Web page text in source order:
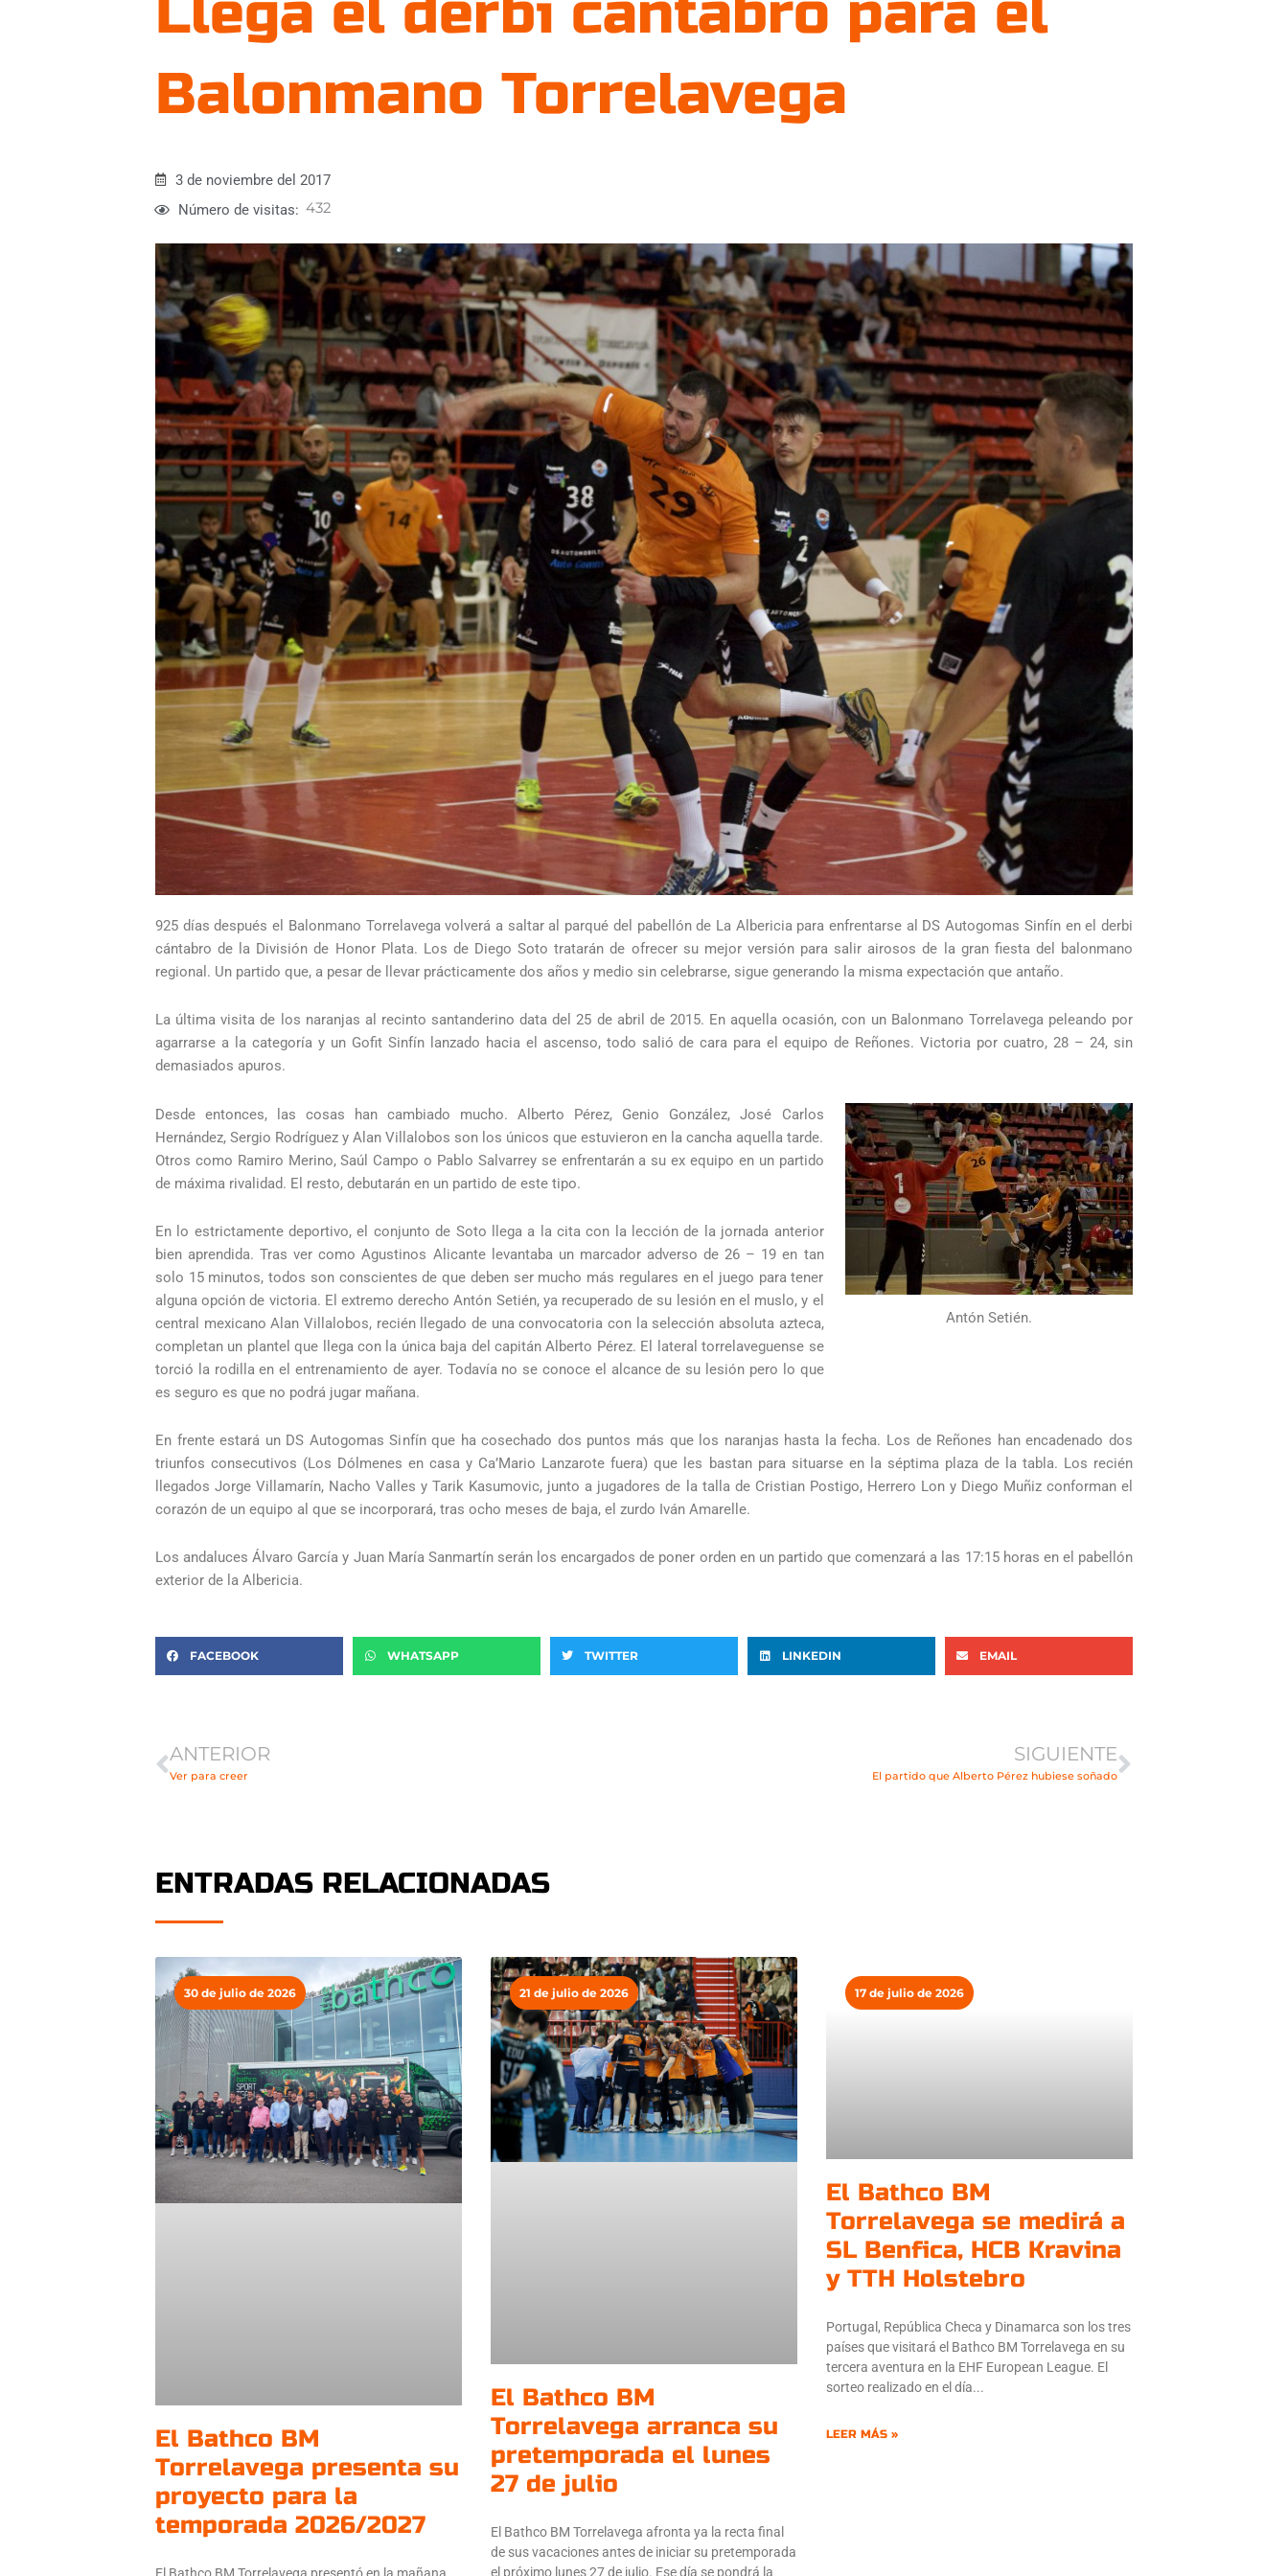
Balonmano Torrelavega
3 de noviembre del 2017
Número de visitas: 432
925 días después el Balonmano Torrelavega volverá a saltar al parqué del pabellón de La Albericia para enfrentarse al DS Autogomas Sinfín en el derbi
cántabro de la División de Honor Plata. Los de Diego Soto tratarán de ofrecer su mejor versión para salir airosos de la gran fiesta del balonmano
regional. Un partido que, a pesar de llevar prácticamente dos años y medio sin celebrarse, sigue generando la misma expectación que antaño.
La última visita de los naranjas al recinto santanderino data del 25 de abril de 2015. En aquella ocasión, con un Balonmano Torrelavega peleando por
agarrarse a la categoría y un Gofit Sinfín lanzado hacia el ascenso, todo salió de cara para el equipo de Reñones. Victoria por cuatro, 28 – 24, sin
demasiados apuros.
Antón Setién.
Desde entonces, las cosas han cambiado mucho. Alberto Pérez, Genio González, José Carlos
Hernández, Sergio Rodríguez y Alan Villalobos son los únicos que estuvieron en la cancha aquella tarde.
Otros como Ramiro Merino, Saúl Campo o Pablo Salvarrey se enfrentarán a su ex equipo en un partido
de máxima rivalidad. El resto, debutarán en un partido de este tipo.
En lo estrictamente deportivo, el conjunto de Soto llega a la cita con la lección de la jornada anterior
bien aprendida. Tras ver como Agustinos Alicante levantaba un marcador adverso de 26 – 19 en tan
solo 15 minutos, todos son conscientes de que deben ser mucho más regulares en el juego para tener
alguna opción de victoria. El extremo derecho Antón Setién, ya recuperado de su lesión en el muslo, y el
central mexicano Alan Villalobos, recién llegado de una convocatoria con la selección absoluta azteca,
completan un plantel que llega con la única baja del capitán Alberto Pérez. El lateral torrelaveguense se
torció la rodilla en el entrenamiento de ayer. Todavía no se conoce el alcance de su lesión pero lo que
es seguro es que no podrá jugar mañana.
En frente estará un DS Autogomas Sinfín que ha cosechado dos puntos más que los naranjas hasta la fecha. Los de Reñones han encadenado dos
triunfos consecutivos (Los Dólmenes en casa y Ca’Mario Lanzarote fuera) que les bastan para situarse en la séptima plaza de la tabla. Los recién
llegados Jorge Villamarín, Nacho Valles y Tarik Kasumovic, junto a jugadores de la talla de Cristian Postigo, Herrero Lon y Diego Muñiz conforman el
corazón de un equipo al que se incorporará, tras ocho meses de baja, el zurdo Iván Amarelle.
Los andaluces Álvaro García y Juan María Sanmartín serán los encargados de poner orden en un partido que comenzará a las 17:15 horas en el pabellón
exterior de la Albericia.
FACEBOOK WHATSAPP TWITTER LINKEDIN EMAIL
ANTERIOR
Ver para creer
SIGUIENTE
El partido que Alberto Pérez hubiese soñado
ENTRADAS RELACIONADAS
El Bathco BM
Torrelavega presenta su
proyecto para la
temporada 2026/2027
El Bathco BM Torrelavega presentó en la mañana
30 de julio de 2026
El Bathco BM
Torrelavega arranca su
pretemporada el lunes
27 de julio
El Bathco BM Torrelavega afronta ya la recta final
de sus vacaciones antes de iniciar su pretemporada
el próximo lunes 27 de julio. Ese día se pondrá la
21 de julio de 2026
El Bathco BM
Torrelavega se medirá a
SL Benfica, HCB Kravina
y TTH Holstebro
Portugal, República Checa y Dinamarca son los tres
países que visitará el Bathco BM Torrelavega en su
tercera aventura en la EHF European League. El
sorteo realizado en el día
LEER MÁS »
17 de julio de 2026